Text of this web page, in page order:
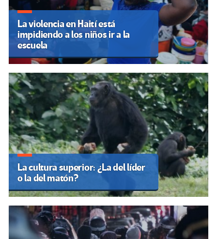
La violencia en Haití está
impidiendo a los niños ir a la
escuela
La cultura superior: ¿La del líder
o la del matón?